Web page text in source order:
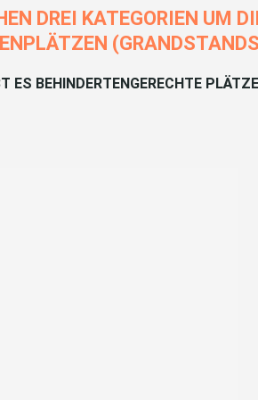
DREI KATEGORIEN UM
ES BEHINDERTENGERECHTE